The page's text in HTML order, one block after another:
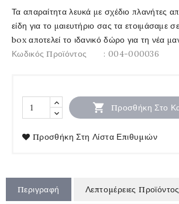
Τα απαραίτητα λευκά με σχέδιο πλανήτες
είδη για το μαιευτήριο σας τα ετοιμάσαμε
box αποτελεί το ιδανικό δώρο για τη νέα
Κωδικός Προϊόντος
: 004-000036
 Προσθήκη Στο
Προσθήκη Στη Λίστα Επιθυμιών
Περιγραφή Λεπτομέρειες Προϊόντος